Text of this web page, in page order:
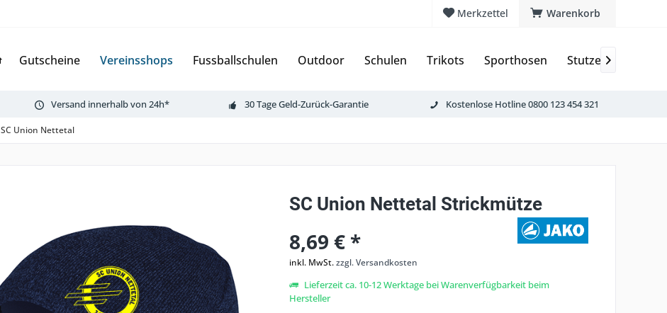
Warenkorb
Merkzettel
Gutscheine Vereinsshops Fussballschulen Outdoor Schulen Trikots Sporthosen Stutzen & Schoner

Versand innerhalb von 24h* 30 Tage Geld-Zurück-Garantie Kostenlose Hotline 0800 123 454 321
SC Union Nettetal
SC Union Nettetal Strickmütze
8,69 € *
inkl. MwSt.zzgl. Versandkosten
Lieferzeit ca. 10-12 Werktage bei Warenverfügbarkeit beim
Hersteller